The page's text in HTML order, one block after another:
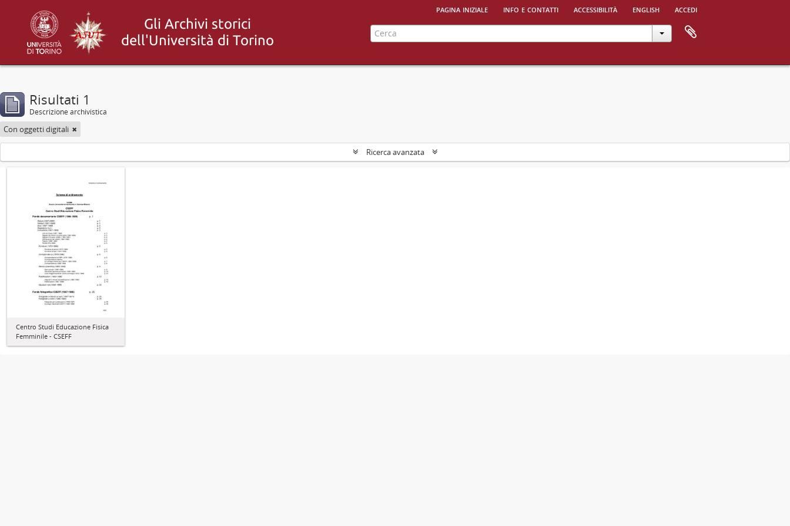
pagina iniziale info e contatti accessibilità english accedi
Risultati 1
Descrizione archivistica
Con oggetti digitali
Ricerca avanzata
Centro Studi Educazione Fisica
Femminile - CSEFF